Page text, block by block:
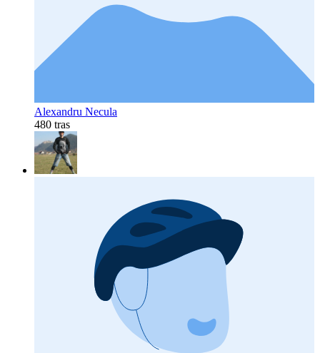
Alexandru Necula
480 tras